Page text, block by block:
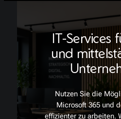
IT-Services
und
Nutzen Sie die
Microsoft 365 und
effizienter zu arbeiten.